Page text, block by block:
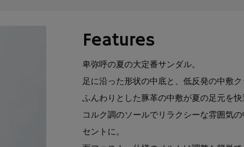
Features
卑弥呼の夏の大定番サンダル。
足に沿った形状の中底と、低反発の中敷
ふんわりとした豚革の中敷が夏の足元を
コルク調のソールでリラクシーな雰囲気
セントに。